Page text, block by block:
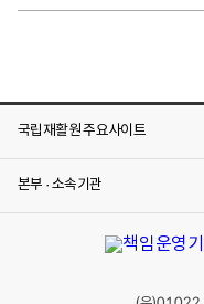
국립재활원 주요사이트
본부 · 소속기관